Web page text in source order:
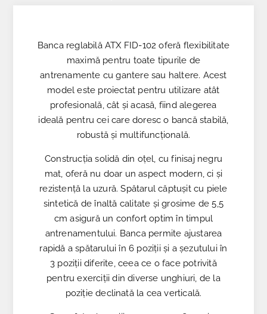
Banca reglabilă ATX FID-102 oferă flexibilitate
maximă pentru toate tipurile de
antrenamente cu gantere sau haltere. Acest
model este proiectat pentru utilizare atât
profesională, cât și acasă, fiind alegerea
ideală pentru cei care doresc o bancă stabilă,
robustă și multifuncțională.
Construcția solidă din oțel, cu finisaj negru
mat, oferă nu doar un aspect modern, ci și
rezistență la uzură. Spătarul căptușit cu piele
sintetică de înaltă calitate și grosime de 5,5
cm asigură un confort optim în timpul
antrenamentului. Banca permite ajustarea
rapidă a spătarului în 6 poziții și a șezutului în
3 poziții diferite, ceea ce o face potrivită
pentru exerciții din diverse unghiuri, de la
poziție declinată la cea verticală.